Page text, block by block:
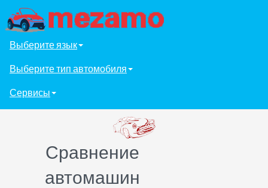
Выберите язык
Выберите тип автомобиля
Сервисы
Сравнение
автомашин